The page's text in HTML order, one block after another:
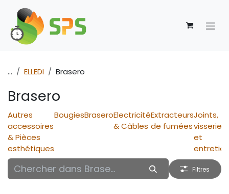
Se rendre au contenu
... ELLEDI Brasero
Brasero
Autres
accessoires
& Pièces
esthétiques
BougiesBraseroElectricité
& Câbles
Extracteurs
de fumées
Joints,
visserie
et
entretien
Filtres